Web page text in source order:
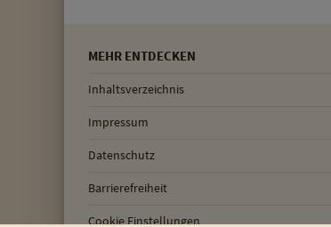
MEHR ENTDECKEN
Inhaltsverzeichnis
Impressum
Datenschutz
Barrierefreiheit
Cookie Einstellungen